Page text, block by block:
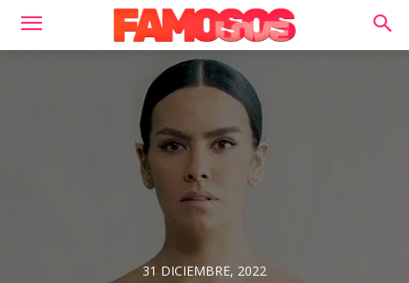
31 DICIEMBRE, 2022